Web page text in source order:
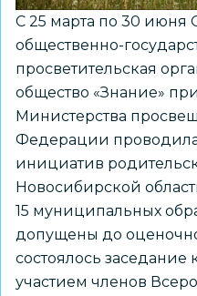
С 25 марта по 30 июня
общественно-
просветительская
общество «Знание»
Министерства
Федерации проводила
инициатив
Новосибирской
15 муниципальных
допущены до
состоялось
участием членов